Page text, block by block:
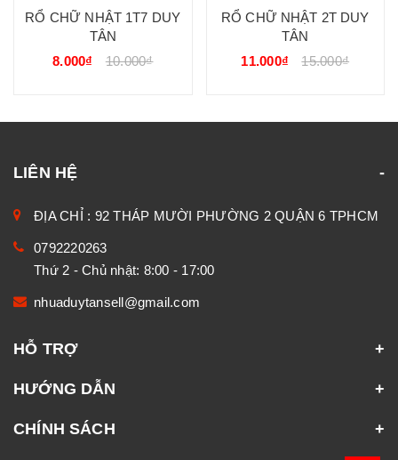
RỔ CHỮ NHẬT 1T7 DUY
TÂN
8.000₫
10.000₫
RỔ CHỮ NHẬT 2T DUY
TÂN
11.000₫
15.000₫
LIÊN HỆ
ĐỊA CHỈ : 92 THÁP MƯỜI PHƯỜNG 2 QUẬN 6 TPHCM
0792220263
Thứ 2 - Chủ nhật: 8:00 - 17:00
nhuaduytansell@gmail.com
HỖ TRỢ
HƯỚNG DẪN
CHÍNH SÁCH